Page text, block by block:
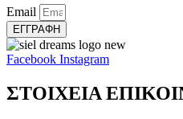
Email
ΕΓΓΡΑΦΗ
Facebook Instagram
ΣΤΟΙΧΕΙΑ